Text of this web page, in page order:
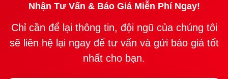
Nhận Tư Vấn & Báo Giá Miễn Phí Ngay!
Chỉ cần để lại thông tin, đội ngũ của chúng tôi
sẽ liên hệ lại ngay để tư vấn và gửi báo giá tốt
nhất cho bạn.